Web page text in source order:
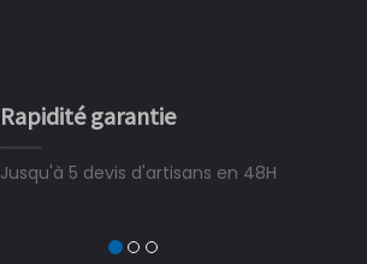
Rapidité garantie
Jusqu'à 5 devis d'artisans en 48H